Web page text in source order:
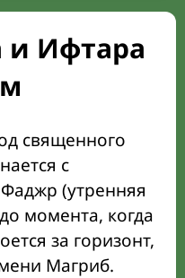
и Ифтара
священного
с
(утренняя
момента, когда
за горизонт,
Магриб.